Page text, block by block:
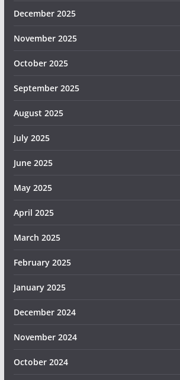
December 2025
November 2025
October 2025
September 2025
August 2025
July 2025
June 2025
May 2025
April 2025
March 2025
February 2025
January 2025
December 2024
November 2024
October 2024